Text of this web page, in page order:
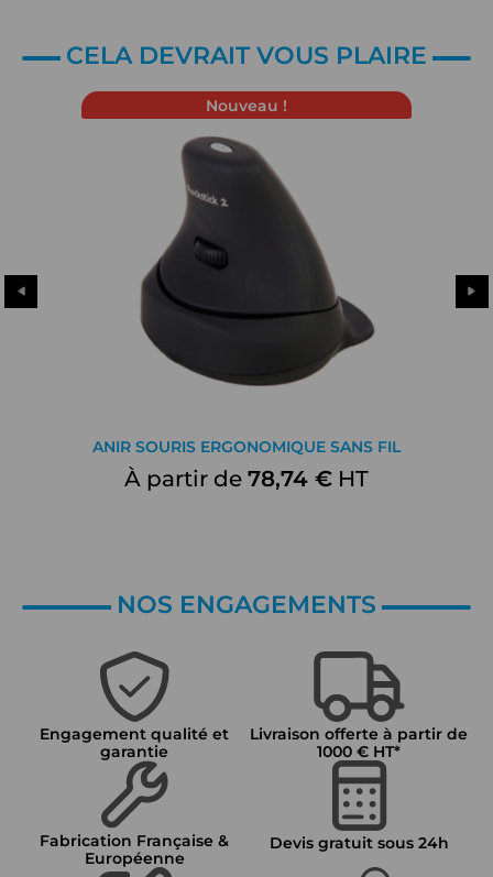
CELA DEVRAIT VOUS PLAIRE
Nouveau !
ANIR SOURIS ERGONOMIQUE SANS FIL
À partir de 78,74 € HT
NOS ENGAGEMENTS
Engagement qualité et
garantie
Livraison offerte à partir de
1000 € HT*
Fabrication Française &
Européenne
Devis gratuit sous 24h